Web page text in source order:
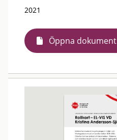
2021
Öppna dokument